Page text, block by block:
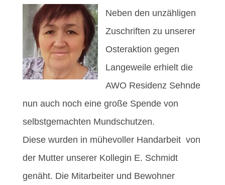
Neben den unzähligen
Zuschriften zu unserer
Osteraktion gegen
Langeweile erhielt die
AWO Residenz Sehnde
nun auch noch eine große Spende von
selbstgemachten Mundschutzen.
Diese wurden in mühevoller Handarbeit von
der Mutter unserer Kollegin E. Schmidt
genäht. Die Mitarbeiter und Bewohner